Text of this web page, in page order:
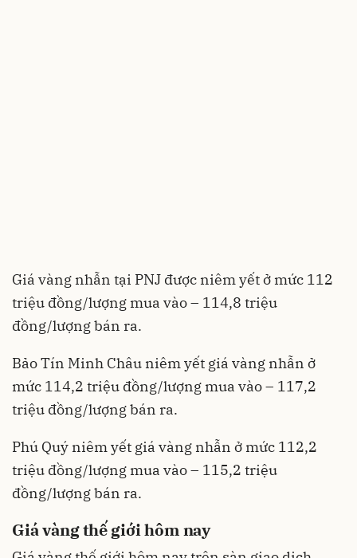
Giá vàng nhẫn tại PNJ được niêm yết ở mức 112
triệu đồng/lượng mua vào – 114,8 triệu
đồng/lượng bán ra.
Bảo Tín Minh Châu niêm yết giá vàng nhẫn ở
mức 114,2 triệu đồng/lượng mua vào – 117,2
triệu đồng/lượng bán ra.
Phú Quý niêm yết giá vàng nhẫn ở mức 112,2
triệu đồng/lượng mua vào – 115,2 triệu
đồng/lượng bán ra.
Giá vàng thế giới hôm nay